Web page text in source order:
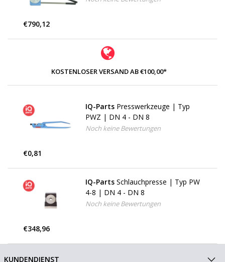
€790,12
KOSTENLOSER VERSAND AB €100,00*
IQ-Parts Presswerkzeuge | Typ
PWZ | DN 4 - DN 8
Noch keine Bewertungen
€0,81
IQ-Parts Schlauchpresse | Typ PW
4-8 | DN 4 - DN 8
Noch keine Bewertungen
€348,96
KUNDENDIENST